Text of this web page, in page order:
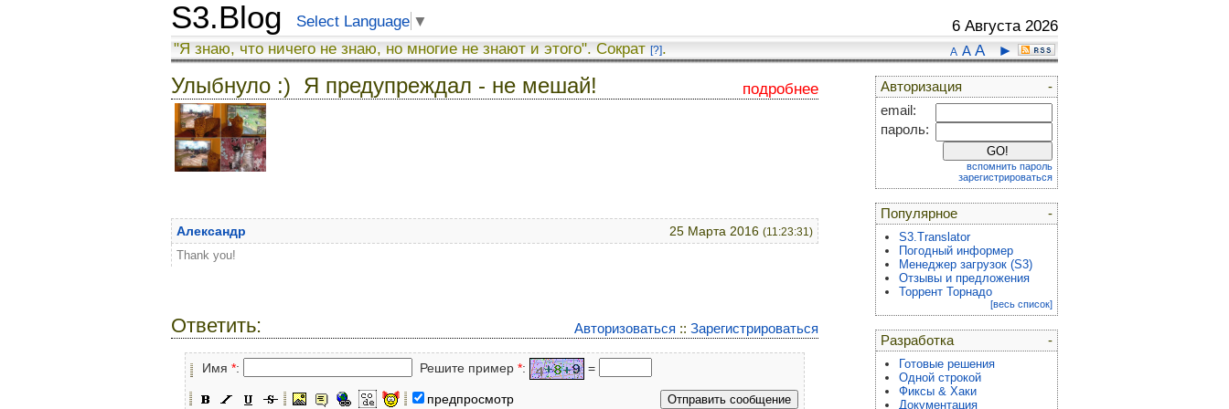
S3.Blog Select Language ▼ 6 Августа 2026
A A A ►
"Я знаю, что ничего не знаю, но многие не знают и этого". Сократ [?].
подробнее
Улыбнуло :) Я предупреждал - не мешай!
25 Марта 2016 (11:23:31)
Александр
Thank you!
Авторизоваться :: Зарегистрироваться
Ответить:
Имя *: Решите пример *: =
предпросмотр
-
Авторизация
email:
пароль:
вспомнить пароль
зарегистрироваться
-
Популярное
S3.Translator
Погодный информер
Менеджер загрузок (S3)
Отзывы и предложения
Торрент Торнадо
[весь список]
-
Разработка
Готовые решения
Одной строкой
Фиксы & Хаки
Документация